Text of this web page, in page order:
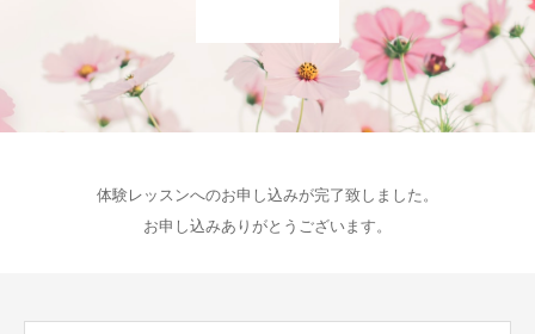
体験レッスンへのお申し込みが完了致しました。
お申し込みありがとうございます。
Voice
Blog
Information